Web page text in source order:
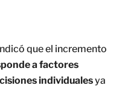
que el incremento
a factores
individualesya